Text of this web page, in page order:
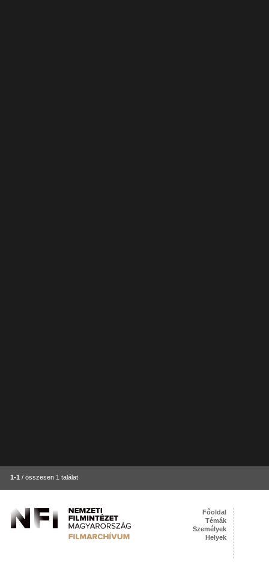
1-1 / összesen 1 találat
Főoldal
Témák
Személyek
Helyek